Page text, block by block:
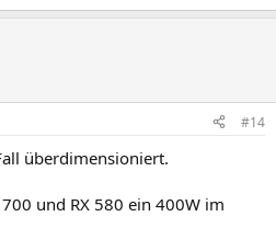
#14
überdimensioniert.
und RX 580 ein 400W im